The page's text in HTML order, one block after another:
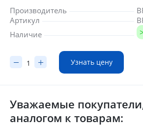
Производитель
Артикул
Наличие
Узнать цену
Уважаемые
аналогом к товарам: